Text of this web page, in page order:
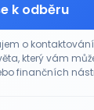
k odběru
o
který vám
finančních